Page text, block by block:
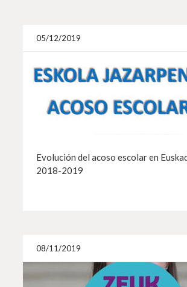
05/12/2019
Evolución del acoso escolar en
2018-2019
08/11/2019